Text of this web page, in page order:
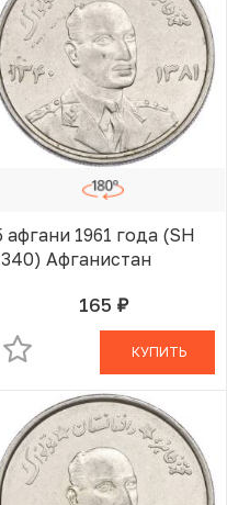
афгани 1961 года (SH
Афганистан
165 руб.В КОРЗИНЕ
КУПИТЬ